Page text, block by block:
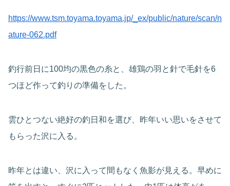
https://www.tsm.toyama.toyama.jp/_ex/public/nature/scan/n
ature-062.pdf
釣行前日に100均の黒色の糸と、雄鶏の羽と針で毛針を6
つほど作って釣りの準備をした。
雲ひとつない絶好の釣日和を選び、昨年いい思いをさせて
もらった沢に入る。
昨年とは違い、沢に入って間もなく魚影が見える。早めに